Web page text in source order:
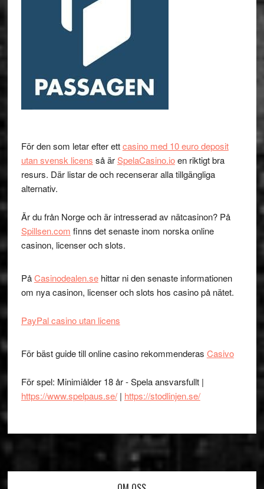
För den som letar efter ettcasino med 10 euro deposit
utan svensk licens så ärSpelaCasino.ioen riktigt bra
resurs. Där listar de och recenserar alla tillgängliga
alternativ.
Är du från Norge och är intresserad av nätcasinon? På
Spillsen.com finns det senaste inom norska online
casinon, licenser och slots.
PåCasinodealen.sehittar ni den senaste informationen
om nya casinon, licenser och slots hos casino på nätet.
PayPal casino utan licens
För bäst guide till online casino rekommenderas Casivo
För spel: Minimiålder 18 år - Spela ansvarsfullt |
https://www.spelpaus.se/| https://stodlinjen.se/